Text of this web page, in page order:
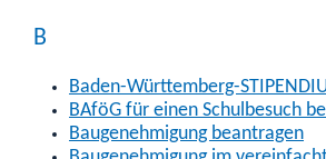
B
Baden-Württemberg-
BAföG für einen Schulbesuch
Baugenehmigung beantragen